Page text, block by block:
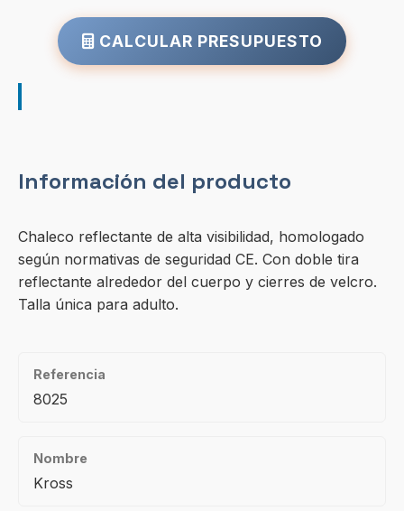
CALCULAR PRESUPUESTO
Información del producto
Chaleco reflectante de alta visibilidad, homologado
según normativas de seguridad CE. Con doble tira
reflectante alrededor del cuerpo y cierres de velcro.
Talla única para adulto.
Referencia
8025
Nombre
Kross